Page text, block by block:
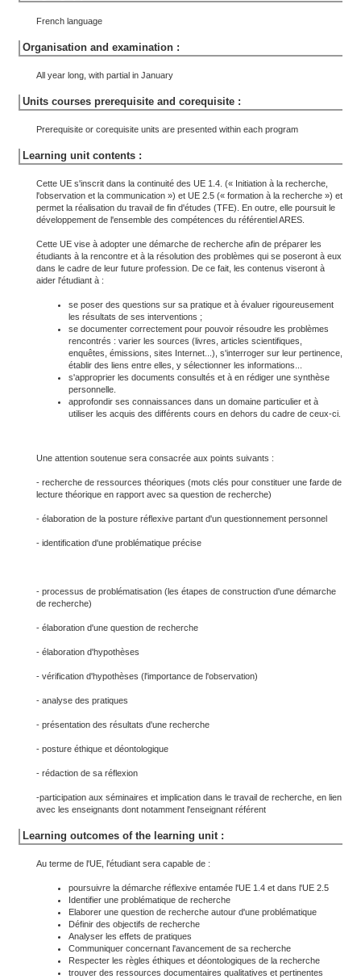
French language
Organisation and examination :
All year long, with partial in January
Units courses prerequisite and corequisite :
Prerequisite or corequisite units are presented within each program
Learning unit contents :
Cette UE s'inscrit dans la continuité des UE 1.4. (« Initiation à la recherche,
l'observation et la communication ») et UE 2.5 (« formation à la recherche ») et
permet la réalisation du travail de fin d'études (TFE). En outre, elle poursuit le
développement de l'ensemble des compétences du référentiel ARES.
Cette UE vise à adopter une démarche de recherche afin de préparer les
étudiants à la rencontre et à la résolution des problèmes qui se poseront à eux
dans le cadre de leur future profession. De ce fait, les contenus viseront à
aider l'étudiant à :
se poser des questions sur sa pratique et à évaluer rigoureusement
les résultats de ses interventions ;
se documenter correctement pour pouvoir résoudre les problèmes
rencontrés : varier les sources (livres, articles scientifiques,
enquêtes, émissions, sites Internet...), s'interroger sur leur pertinence,
établir des liens entre elles, y sélectionner les informations...
s'approprier les documents consultés et à en rédiger une synthèse
personnelle.
approfondir ses connaissances dans un domaine particulier et à
utiliser les acquis des différents cours en dehors du cadre de ceux-ci.
Une attention soutenue sera consacrée aux points suivants :
- recherche de ressources théoriques (mots clés pour constituer une farde de
lecture théorique en rapport avec sa question de recherche)
- élaboration de la posture réflexive partant d'un questionnement personnel
- identification d'une problématique précise
- processus de problématisation (les étapes de construction d'une démarche
de recherche)
- élaboration d'une question de recherche
- élaboration d'hypothèses
- vérification d'hypothèses (l'importance de l'observation)
- analyse des pratiques
- présentation des résultats d'une recherche
- posture éthique et déontologique
- rédaction de sa réflexion
-participation aux séminaires et implication dans le travail de recherche, en lien
avec les enseignants dont notamment l'enseignant référent
Learning outcomes of the learning unit :
Au terme de l'UE, l'étudiant sera capable de :
poursuivre la démarche réflexive entamée l'UE 1.4 et dans l'UE 2.5
Identifier une problématique de recherche
Elaborer une question de recherche autour d'une problématique
Définir des objectifs de recherche
Analyser les effets de pratiques
Communiquer concernant l'avancement de sa recherche
Respecter les règles éthiques et déontologiques de la recherche
trouver des ressources documentaires qualitatives et pertinentes